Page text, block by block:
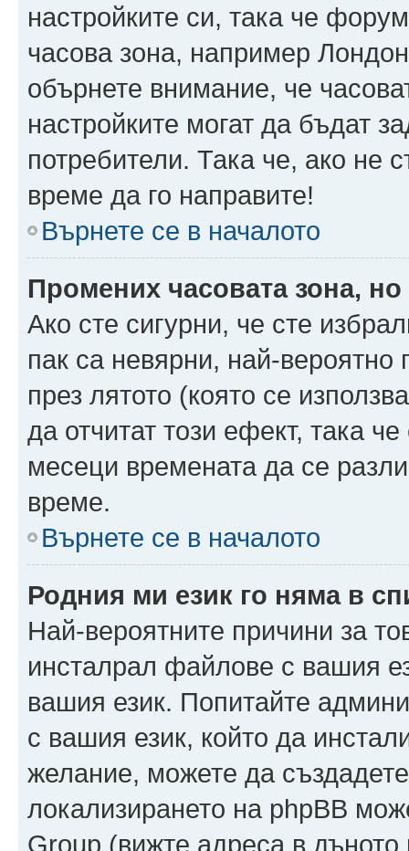
настройките си, така че
часова зона, например
обърнете внимание, че
настройките могат да бъдат
потребители. Така че, ако не
време да го направите!
Върнете се в началото
Промених часовата зона,
Ако сте сигурни, че сте
пак са невярни, най-
през лятото (която се
да отчитат този ефект, така
месеци времената да се
време.
Върнете се в началото
Родния ми език го няма в
Най-вероятните причини за
инсталрал файлове с вашия
вашия език. Попитайте
с вашия език, който да
желание, можете да
локализирането на phpBB
Group (вижте адреса в дъното